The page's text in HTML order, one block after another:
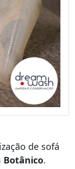
de sofá
Botânico.